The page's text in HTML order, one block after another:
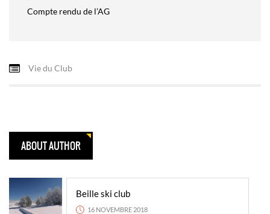
Compte rendu de l’AG
Vie du Club
ABOUT AUTHOR
Beille ski club
16 NOVEMBRE 2018